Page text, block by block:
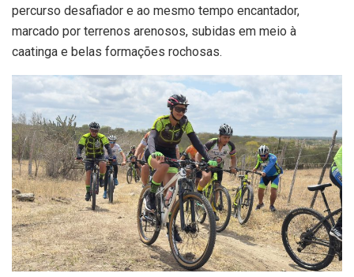
percurso desafiador e ao mesmo tempo encantador,
marcado por terrenos arenosos, subidas em meio à
caatinga e belas formações rochosas.